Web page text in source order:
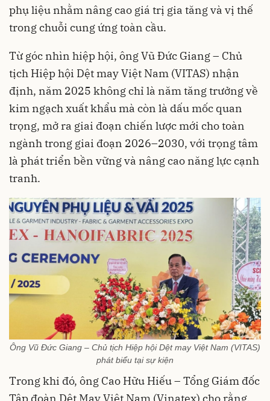
phụ liệu nhằm nâng cao giá trị gia tăng và vị thế
trong chuỗi cung ứng toàn cầu.
Từ góc nhìn hiệp hội, ông Vũ Đức Giang – Chủ
tịch Hiệp hội Dệt may Việt Nam (VITAS) nhận
định, năm 2025 không chỉ là năm tăng trưởng về
kim ngạch xuất khẩu mà còn là dấu mốc quan
trọng, mở ra giai đoạn chiến lược mới cho toàn
ngành trong giai đoạn 2026–2030, với trọng tâm
là phát triển bền vững và nâng cao năng lực cạnh
tranh.
Ông Vũ Đức Giang – Chủ tịch Hiệp hội Dệt may Việt Nam (VITAS)
phát biểu tại sự kiện
Trong khi đó, ông Cao Hữu Hiếu – Tổng Giám đốc